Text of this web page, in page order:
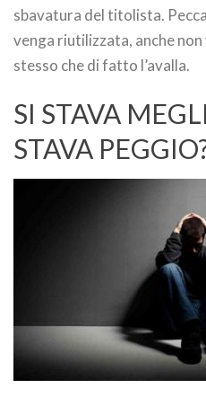
sbavatura del titolista.
venga riutilizzata, anche
stesso che di fatto l’avalla.
SI STAVA
STAVA